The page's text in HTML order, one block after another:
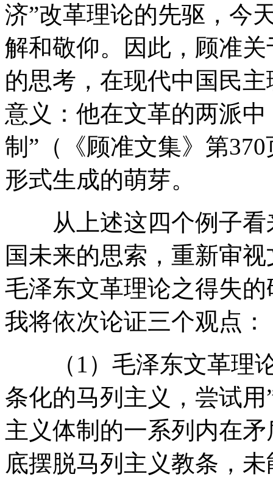
济”改革理论的先驱，今
解和敬仰。因此，顾准
的思考，在现代中国民
意义：他在文革的两派
制”（《顾准文集》第
形式生成的萌芽。
从上述这四个例子看
国未来的思索，重新审
毛泽东文革理论之得失
我将依次论证三个观点：
（1）毛泽东文革理论
条化的马列主义，尝试
主义体制的一系列内在
底摆脱马列主义教条，